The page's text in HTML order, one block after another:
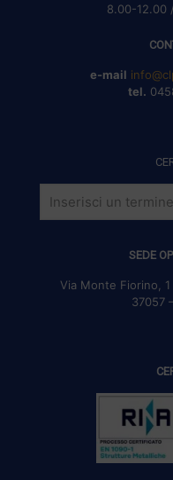
8.00-12.00
e-mail
tel.
SEDE
Via Monte Fiorino,
37057